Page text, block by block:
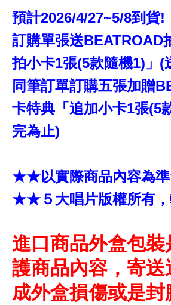
預計2026/4/27~5/8到貨!
訂購單張送BEATROAD
拍小卡1張(5款隨機1)」(
同筆訂單訂購五張加贈
卡特典「追加小卡1張(5
完為止)
★★以實際商品內容為
★★５大唱片版權所有
進口商品外盒包裝
護商品內容，寄送
成外盒損傷或是封